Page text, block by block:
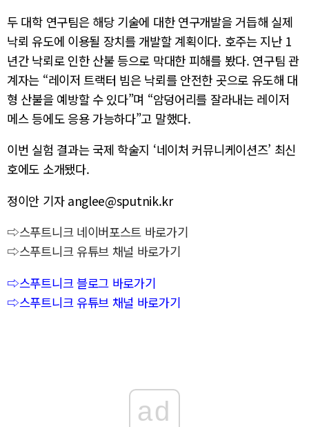
두 대학 연구팀은 해당 기술에 대한 연구개발을 거듭해 실제
낙뢰 유도에 이용될 장치를 개발할 계획이다. 호주는 지난 1
년간 낙뢰로 인한 산불 등으로 막대한 피해를 봤다. 연구팀 관
계자는 “레이저 트랙터 빔은 낙뢰를 안전한 곳으로 유도해 대
형 산불을 예방할 수 있다”며 “암덩어리를 잘라내는 레이저
메스 등에도 응용 가능하다”고 말했다.
이번 실험 결과는 국제 학술지 ‘네이처 커뮤니케이션즈’ 최신
호에도 소개됐다.
정이안 기자 anglee@sputnik.kr
⇨스푸트니크 네이버포스트 바로가기
⇨스푸트니크 유튜브 채널 바로가기
⇨스푸트니크 블로그 바로가기
⇨스푸트니크 유튜브 채널 바로가기
ad